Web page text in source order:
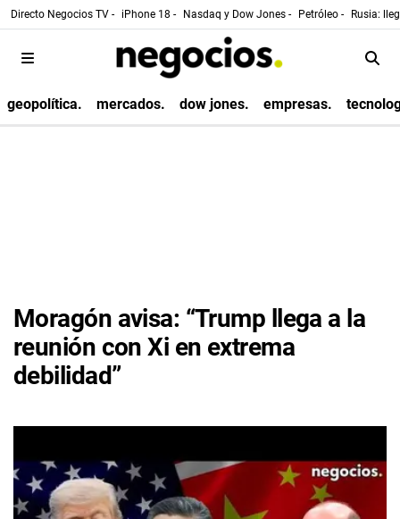
Directo Negocios TV - iPhone 18 - Nasdaq y Dow Jones - Petróleo - Rusia:
geopolítica. mercados. dow jones. empresas.
Moragón avisa: “Trump llega a la
reunión con Xi en extrema
debilidad”